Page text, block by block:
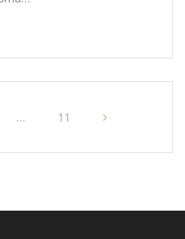
… 11